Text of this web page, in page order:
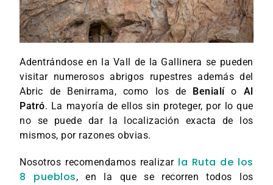
Adentrándose en la Vall de la Gallinera se pueden
visitar numerosos abrigos rupestres además del
Abric de Benirrama, como los de Benialío Al
Patró. La mayoría de ellos sin proteger, por lo que
no se puede dar la localización exacta de los
mismos, por razones obvias.
Nosotros recomendamos realizar la Ruta de los
8 pueblos, en la que se recorren todos los